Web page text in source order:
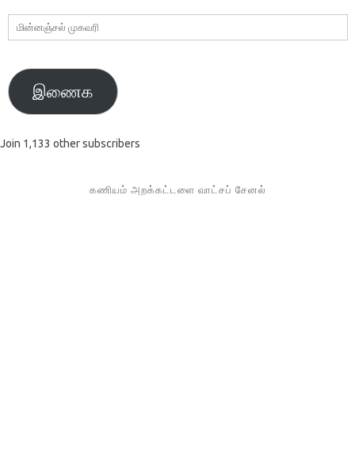
மின்னஞ்சல்
முகவரி
இணைக
Join 1,133 other subscribers
கணியம் அறக்கட்டளை வாட்சப் சேனல்